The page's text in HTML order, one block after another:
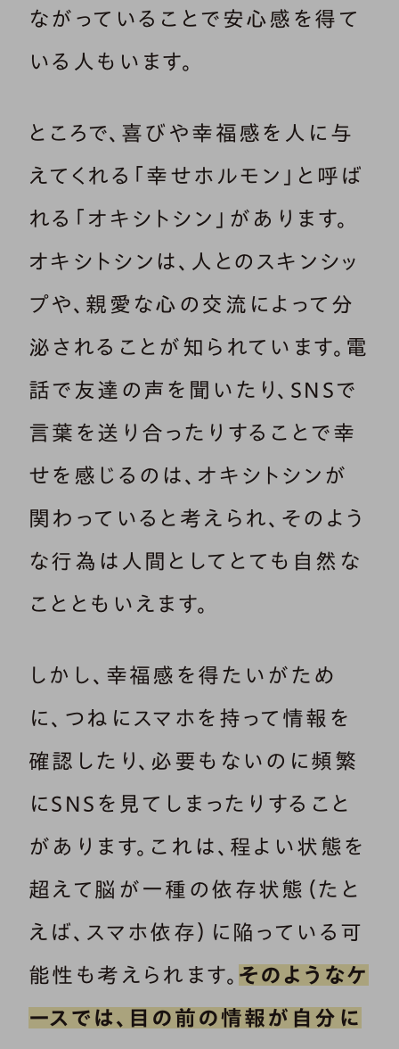
ながっていることで安心感を得て
いる人もいます。
ところで、喜びや幸福感を人に与
えてくれる「幸せホルモン」と呼ば
れる「オキシトシン」があります。
オキシトシンは、人とのスキンシッ
プや、親愛な心の交流によって分
泌されることが知られています。電
話で友達の声を聞いたり、SNSで
言葉を送り合ったりすることで幸
せを感じるのは、オキシトシンが
関わっていると考えられ、そのよう
な行為は人間としてとても自然な
ことともいえます。
しかし、幸福感を得たいがため
に、つねにスマホを持って情報を
確認したり、必要もないのに頻繁
にSNSを見てしまったりすること
があります。これは、程よい状態を
超えて脳が一種の依存状態（たと
えば、スマホ依存）に陥っている可
能性も考えられます。 そのようなケ
ースでは、目の前の情報が自分に